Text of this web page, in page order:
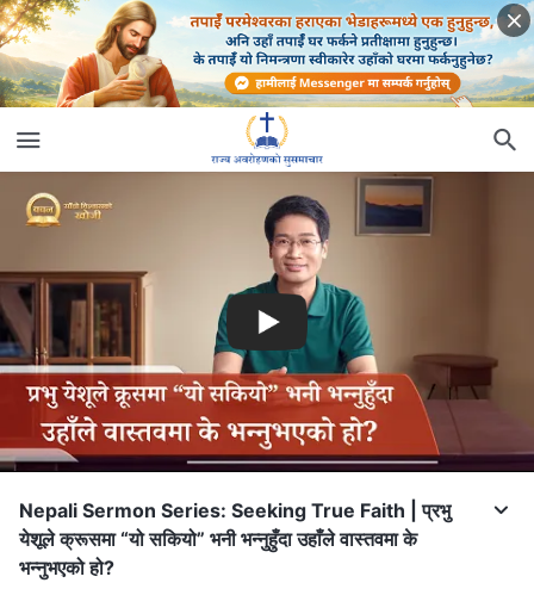
Nepali Sermon Series: Seeking True Faith | प्रभु
येशूले क्रूसमा “यो सकियो” भनी भन्‍नुहुँदा उहाँले वास्तवमा के
भन्‍नुभएको हो?